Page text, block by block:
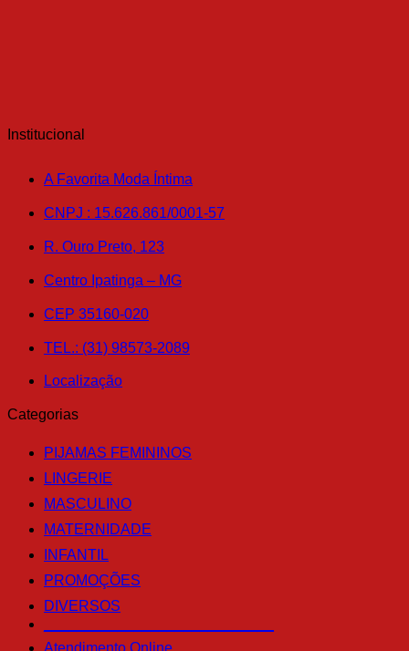
Institucional
A Favorita Moda Íntima
CNPJ : 15.626.861/0001-57
R. Ouro Preto, 123
Centro Ipatinga – MG
CEP 35160-020
TEL.: (31) 98573-2089
Localização
Categorias
PIJAMAS FEMININOS
LINGERIE
MASCULINO
MATERNIDADE
INFANTIL
PROMOÇÕES
DIVERSOS
Atendimento Online